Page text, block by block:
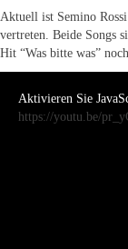
Aktuell ist Semino
vertreten. Beide Songs
Hit “Was bitte was”
Aktivieren Sie
https://youtu.be/